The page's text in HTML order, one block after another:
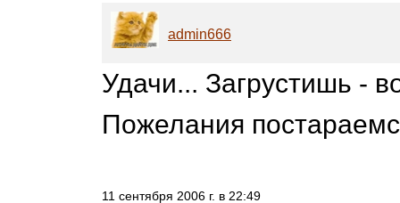
admin666
Удачи... Загрустишь -
Пожелания
11 сентября 2006 г. в 22:49